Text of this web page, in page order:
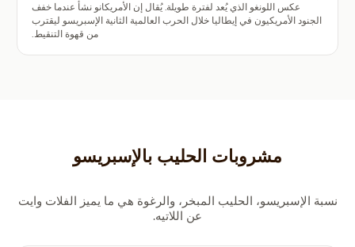
عكس اللونغو الذي يُعد لفترة طويلة. يُقال إن الأمريكانو نشأ عندما خفف
الجنود الأمريكيون في إيطاليا خلال الحرب العالمية الثانية الإسبريسو ليقترب
من قهوة التنقيط.
مشروبات الحليب بالإسبريسو
نسبة الإسبريسو، الحليب المبخر، والرغوة هي ما يميز الفلات وايت
عن اللاتيه.